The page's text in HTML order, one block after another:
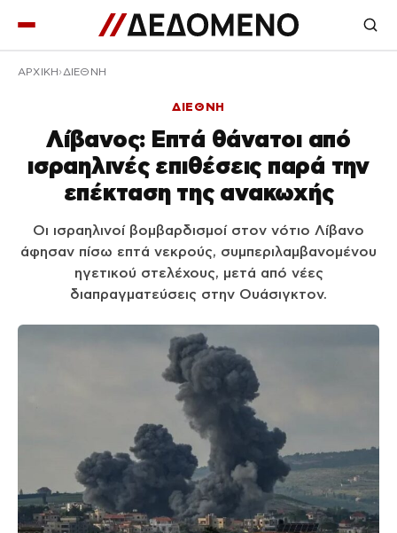
ΑΡΧΙΚΉ ΔΙΕΘΝΗ
ΔΙΕΘΝΗ
Λίβανος: Επτά θάνατοι από
ισραηλινές επιθέσεις παρά την
επέκταση της ανακωχής
Οι ισραηλινοί βομβαρδισμοί στον νότιο Λίβανο
άφησαν πίσω επτά νεκρούς, συμπεριλαμβανομένου
ηγετικού στελέχους, μετά από νέες
διαπραγματεύσεις στην Ουάσιγκτον.